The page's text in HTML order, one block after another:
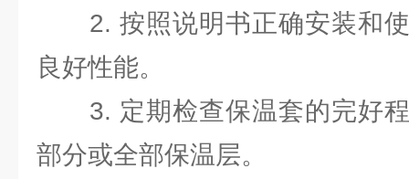
2. 按照说明书正确安装和使
良好性能。
3. 定期检查保温套的完好程
部分或全部保温层。